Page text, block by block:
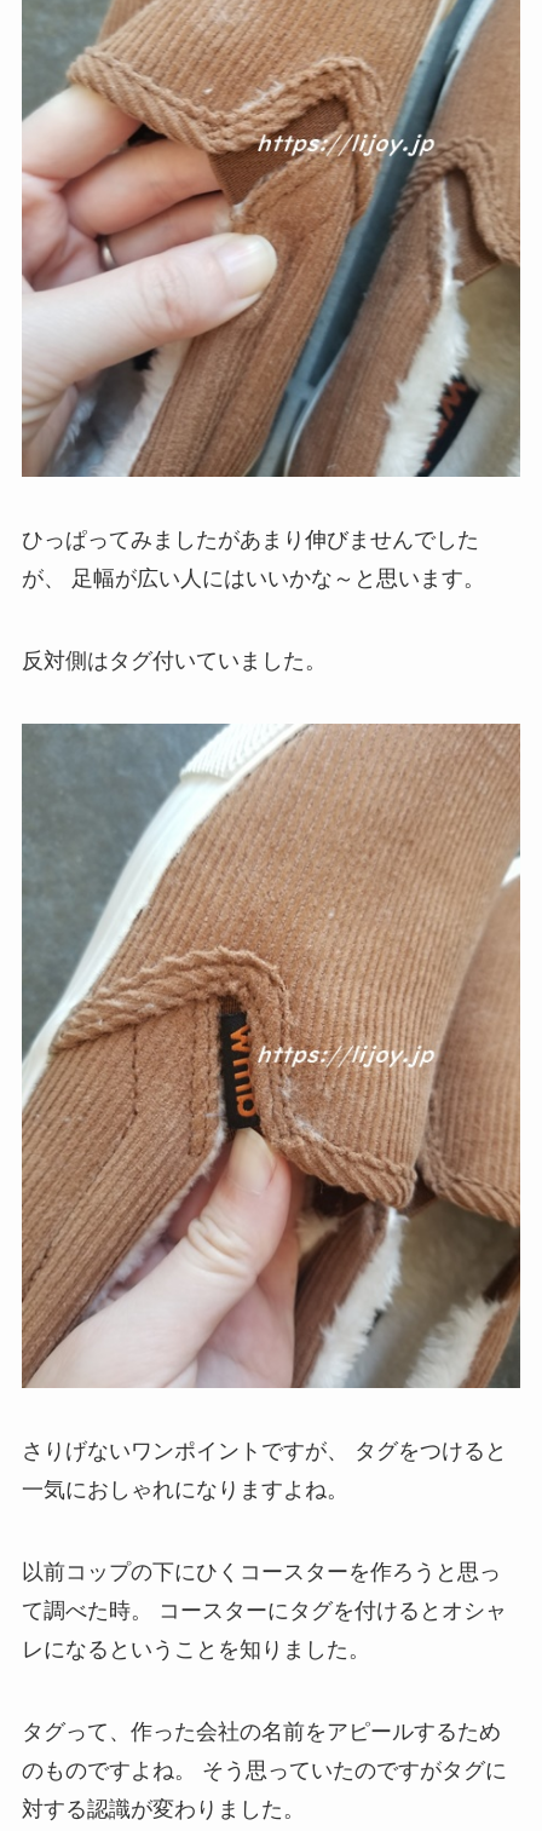
ひっぱってみましたがあまり伸びませんでした
が、
足幅が広い人にはいいかな～と思います。
反対側はタグ付いていました。
さりげないワンポイントですが、
タグをつけると
一気におしゃれになりますよね。
以前コップの下にひくコースターを作ろうと思っ
て調べた時。
コースターにタグを付けるとオシャ
レになるということを知りました。
タグって、作った会社の名前をアピールするため
のものですよね。
そう思っていたのですがタグに
対する認識が変わりました。